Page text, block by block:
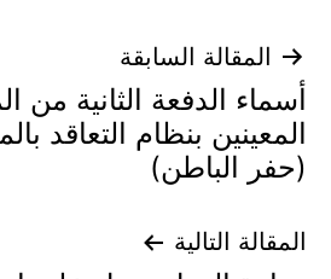
تصفّح
المقالات
المقالة السابقة
أسماء الدفعة الثانية من
المعينين بنظام التعاقد
(حفر الباطن)
المقالة التالية